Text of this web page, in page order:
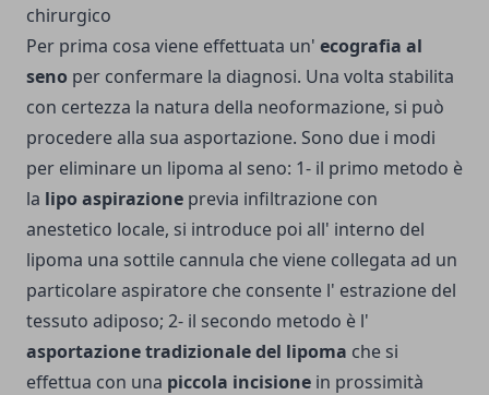
chirurgico
Per prima cosa viene effettuata un' ecografia al
seno per confermare la diagnosi. Una volta stabilita
con certezza la natura della neoformazione, si può
procedere alla sua asportazione. Sono due i modi
per eliminare un lipoma al seno: 1- il primo metodo è
la lipo aspirazione previa infiltrazione con
anestetico locale, si introduce poi all' interno del
lipoma una sottile cannula che viene collegata ad un
particolare aspiratore che consente l' estrazione del
tessuto adiposo; 2- il secondo metodo è l'
asportazione tradizionale del lipoma che si
effettua con una piccola incisione in prossimità